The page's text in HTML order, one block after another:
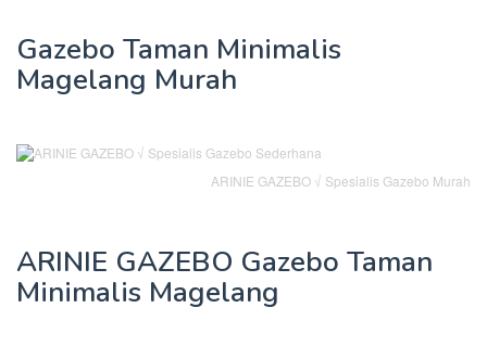
Gazebo Taman Minimalis
Magelang Murah
ARINIE GAZEBO √ Spesialis Gazebo Murah
ARINIE GAZEBO Gazebo Taman
Minimalis Magelang